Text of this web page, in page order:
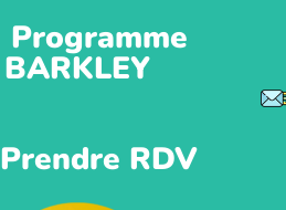
Programme
BARKLEY
Prendre RDV